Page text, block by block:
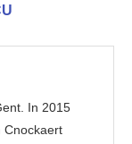
In 2015
Cnockaert